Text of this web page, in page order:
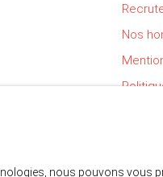
Nos
nous pouvons vous